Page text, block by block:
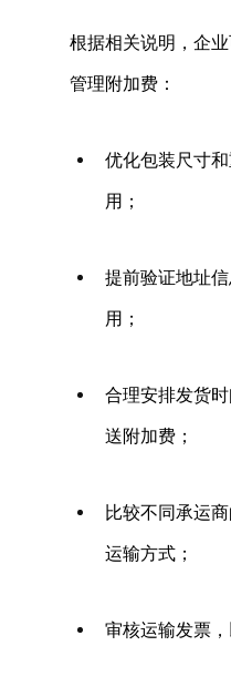
根据相关说明，企
管理附加费：
优化包装尺寸
用；
提前验证地址
用；
合理安排发货
送附加费；
比较不同承运
运输方式；
审核运输发票